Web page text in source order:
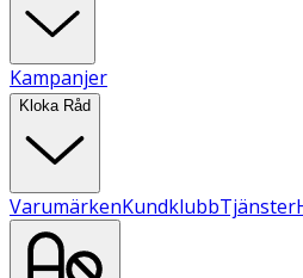
Kampanjer
Kloka Råd
VarumärkenKundklubbTjänster